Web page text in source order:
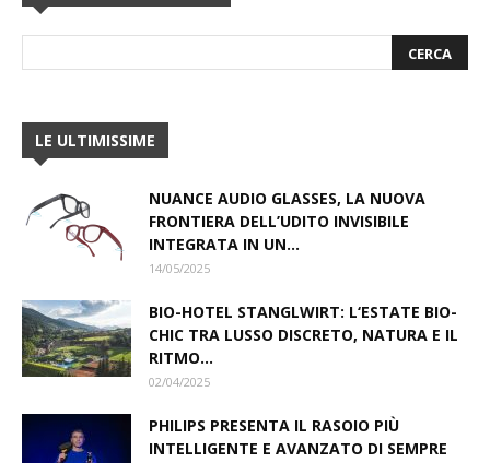
LE ULTIMISSIME
NUANCE AUDIO GLASSES, LA NUOVA
FRONTIERA DELL’UDITO INVISIBILE
INTEGRATA IN UN...
14/05/2025
BIO-HOTEL STANGLWIRT: L‘ESTATE BIO-
CHIC TRA LUSSO DISCRETO, NATURA E IL
RITMO...
02/04/2025
PHILIPS PRESENTA IL RASOIO PIÙ
INTELLIGENTE E AVANZATO DI SEMPRE